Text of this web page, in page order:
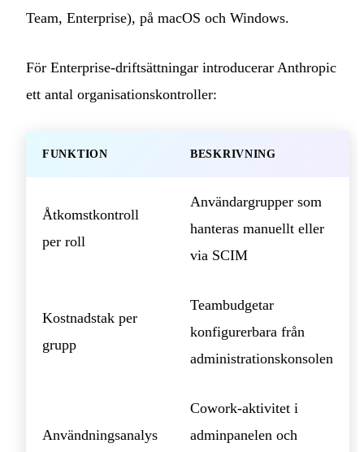
Team, Enterprise), på macOS och Windows.
För Enterprise-driftsättningar introducerar Anthropic
ett antal organisationskontroller:
FUNKTION BESKRIVNING
Åtkomstkontroll
per roll
Användargrupper som
hanteras manuellt eller
via SCIM
Kostnadstak per
grupp
Teambudgetar
konfigurerbara från
administrationskonsolen
Användningsanalys
Cowork-aktivitet i
adminpanelen och